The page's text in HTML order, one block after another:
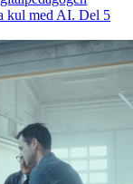
kul med AI. Del 5